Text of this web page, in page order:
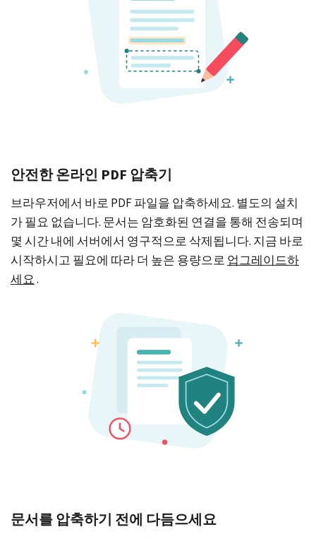
안전한 온라인 PDF 압축기
브라우저에서 바로 PDF 파일을 압축하세요. 별도의 설치
가 필요 없습니다. 문서는 암호화된 연결을 통해 전송되며
몇 시간 내에 서버에서 영구적으로 삭제됩니다. 지금 바로
시작하시고 필요에 따라 더 높은 용량으로업그레이드하
세요.
문서를 압축하기 전에 다듬으세요